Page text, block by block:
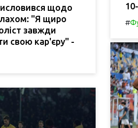
щодо
"Я щиро
завжди
свою кар'єру" -
#